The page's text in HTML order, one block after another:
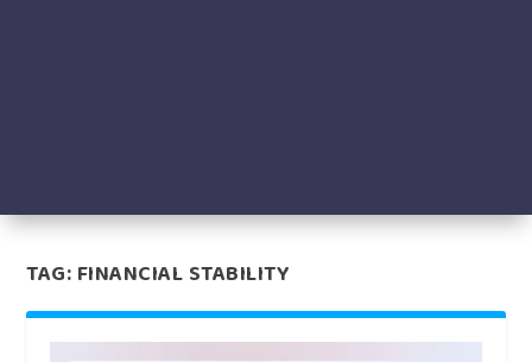
TAG:FINANCIAL STABILITY